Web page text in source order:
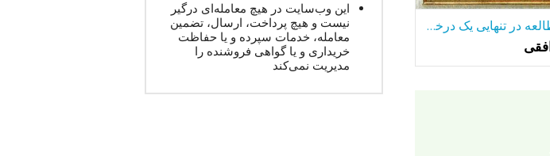
مطالعه در تنهایی یک درخت تنها-در میان بسیاری از دریاچه.
این وب‌سایت در هیچ معامله‌ای درگیر
نیست و هیچ پرداخت، ارسال، تضمین
معامله، خدمات سپرده و یا حفاظت
خریداری و یا گواهی فروشنده را
مدیریت نمی‌کند